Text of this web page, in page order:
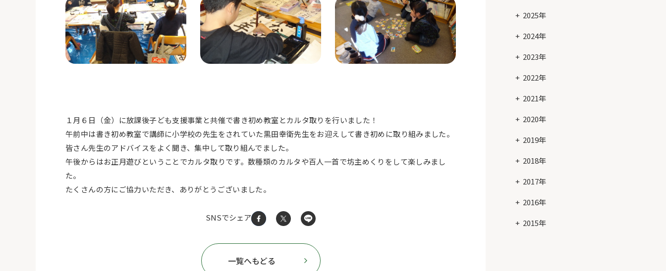
2025年
2024年
2023年
2022年
2021年
2020年
2019年
2018年
2017年
2016年
2015年
１月６日（金）に放課後子ども支援事業と共催で書き初め教室とカルタ取りを行いました！
午前中は書き初め教室で講師に小学校の先生をされていた黒田幸衛先生をお迎えして書き初めに取り組みました。
皆さん先生のアドバイスをよく聞き、集中して取り組んでました。
午後からはお正月遊びということでカルタ取りです。数種類のカルタや百人一首で坊主めくりをして楽しみまし
た。
たくさんの方にご協力いただき、ありがとうございました。
SNSでシェア
一覧へもどる